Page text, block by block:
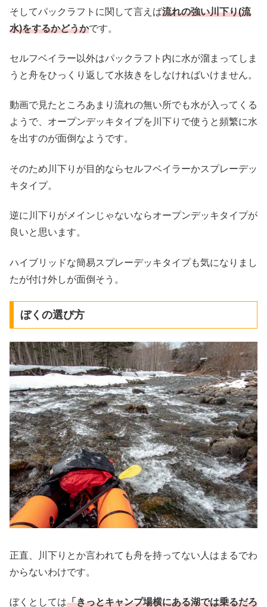
そしてパックラフトに関して言えば流れの強い川下り(流
水)をするかどうかです。
セルフベイラー以外はパックラフト内に水が溜まってしま
うと舟をひっくり返して水抜きをしなければいけません。
動画で見たところあまり流れの無い所でも水が入ってくる
ようで、オープンデッキタイプを川下りで使うと頻繁に水
を出すのが面倒なようです。
そのため川下りが目的ならセルフベイラーかスプレーデッ
キタイプ。
逆に川下りがメインじゃないならオープンデッキタイプが
良いと思います。
ハイブリッドな簡易スプレーデッキタイプも気になりまし
たが付け外しが面倒そう。
ぼくの選び方
正直、川下りとか言われても舟を持ってない人はまるでわ
からないわけです。
ぼくとしては「きっとキャンプ場横にある湖では乗るだろ